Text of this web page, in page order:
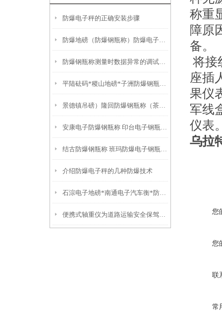
防爆电子秤的正确安装步骤
防爆地磅（防爆钢瓶称）防爆电子桌秤无法去皮的解决方法
防爆钢瓶称测量时数据异常的调试方法
平陆砝码*稷山地磅*子洲防爆钢瓶称*榆林防爆电子天平
景德镇吊磅）隆回防爆钢瓶称（茶陵3T地磅）吉州防爆磅称
安康电子防爆钢瓶称 印台电子钢瓶秤 石嘴山C8控制仪表钢瓶秤
结古防爆钢瓶称 班玛防爆电子钢瓶秤 洛隆C602控制仪表钢瓶秤
介绍防爆电子秤的几种防爆技术
石淙电子地磅*南通电子汽车衡*防爆电子油桶秤*东山电子汽车衡
便携式轴重仪为道路运输安全保驾护航
称重
障原
备。
将接
座插
果仪
军线
仪表
乌拉
您
您
联
常